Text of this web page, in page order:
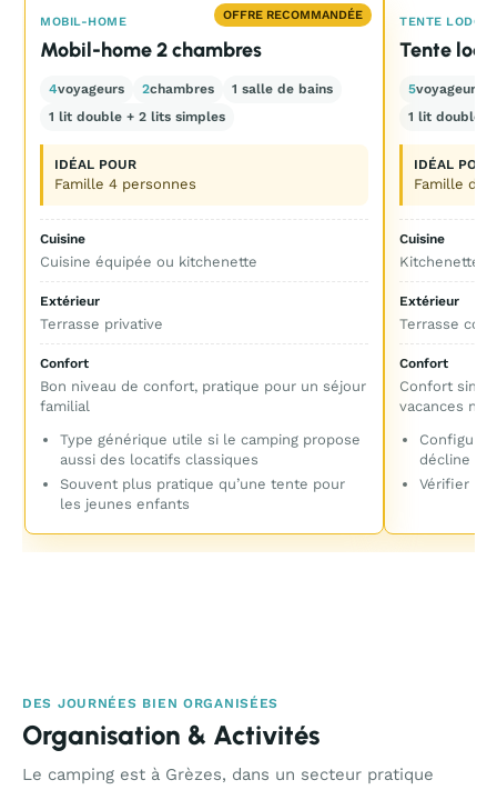
TENTE LODGE
Tente
5voyageurs
1 lit double
IDÉAL POUR
Famille de
Cuisine
Kitchenette
Extérieur
Terrasse
Confort
Confort
vacances
décline
Vérifier la
OFFRE RECOMMANDÉE
MOBIL-HOME
Mobil-home 2 chambres
4voyageurs 2chambres
1 salle de bains
1 lit double + 2 lits simples
IDÉAL POUR
Famille 4 personnes
Cuisine
Cuisine équipée ou kitchenette
Extérieur
Terrasse privative
Confort
Bon niveau de confort, pratique pour un séjour
familial
Type générique utile si le camping propose
aussi des locatifs classiques
Souvent plus pratique qu’une tente pour
les jeunes enfants
DES JOURNÉES BIEN ORGANISÉES
Organisation & Activités
Le camping est à Grèzes, dans un secteur pratique